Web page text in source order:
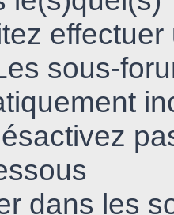
effectuer
sous-
dans les